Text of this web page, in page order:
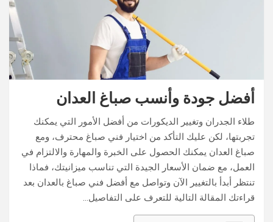
أفضل جودة وأنسب صباغ العدان
طلاء الجدران وتغيير الديكورات من أفضل الأمور التي يمكنك
تجربتها، لكن عليك التأكد من اختيار فني صباغ محترف، ومع
صباغ العدان يمكنك الحصول على الخبرة والمهارة والالتزام في
العمل، مع ضمان الأسعار الجيدة التي تناسب ميزانيتك، فماذا
تنتظر أبدأ بالتغيير الآن وتواصل مع أفضل فني صباغ بالعدان بعد
قراءتك المقالة التالية للتعرف على التفاصيل…